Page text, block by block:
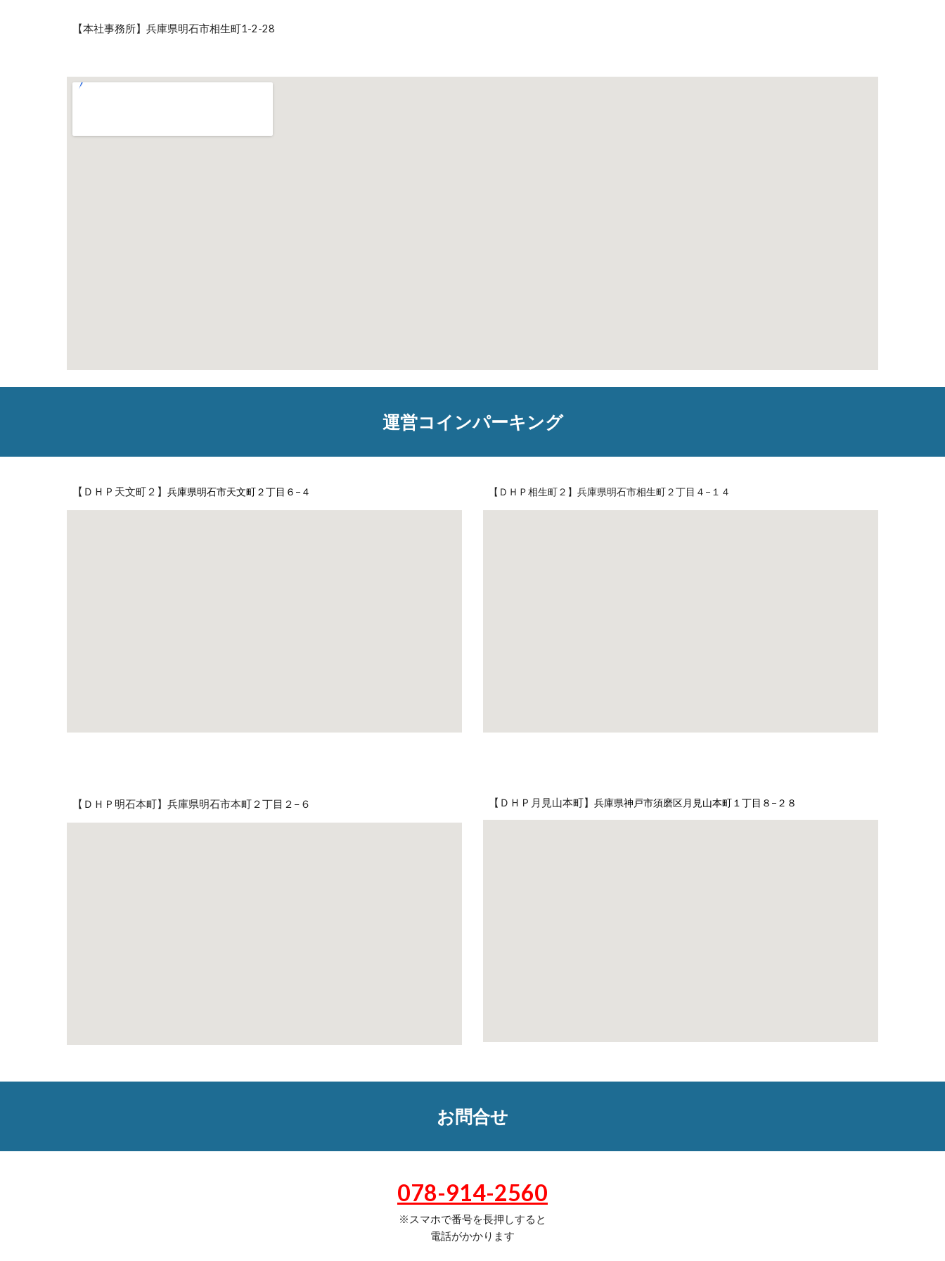
【本社事務所】兵庫県明石市相生町1-2-28
運営コインパーキング
【 ＤＨＰ 天文町２ 】 兵庫県明石市天文町２丁目６−４ 【ＤＨＰ相生町２】兵庫県明石市相生町２丁目４−１４
【ＤＨＰ明石本町】兵庫県明石市本町２丁目２−６ 【ＤＨＰ月見山本町】 兵庫県神戸市須磨区月見山本町１丁目８−２８
お問合せ
078-914-2560
※スマホで番号を長押しすると
電話がかかります